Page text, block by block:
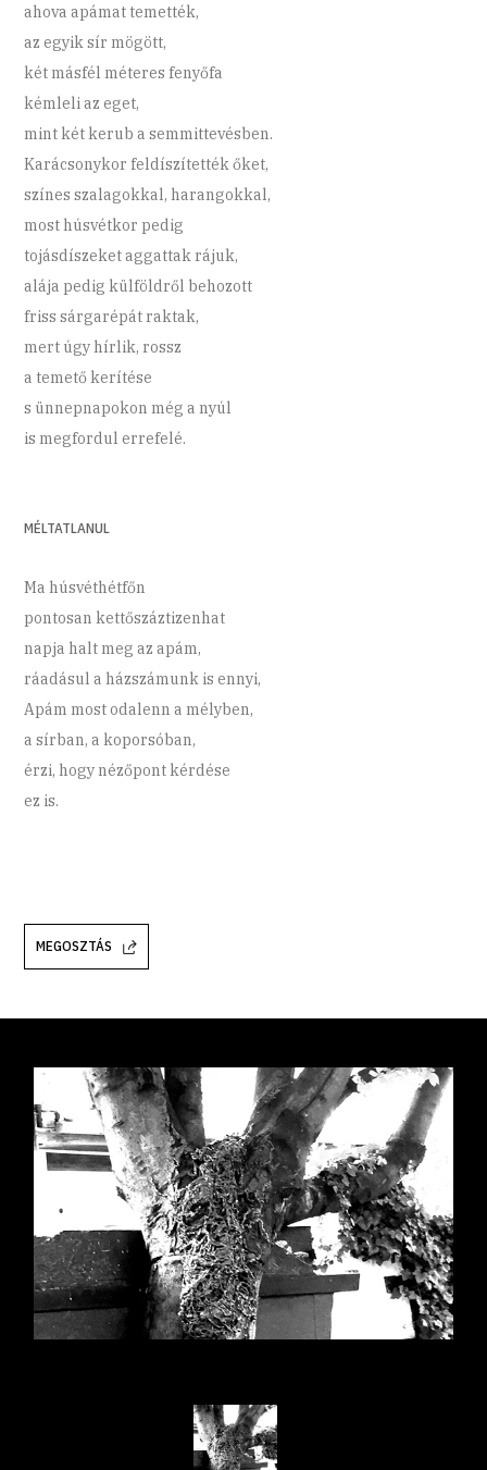
ahova apámat temették,
az egyik sír mögött,
két másfél méteres fenyőfa
kémleli az eget,
mint két kerub a semmittevésben.
Karácsonykor feldíszítették őket,
színes szalagokkal, harangokkal,
most húsvétkor pedig
tojásdíszeket aggattak rájuk,
alája pedig külföldről behozott
friss sárgarépát raktak,
mert úgy hírlik, rossz
a temető kerítése
s ünnepnapokon még a nyúl
is megfordul errefelé.
MÉLTATLANUL
Ma húsvéthétfőn
pontosan kettőszáztizenhat
napja halt meg az apám,
ráadásul a házszámunk is ennyi,
Apám most odalenn a mélyben,
a sírban, a koporsóban,
érzi, hogy nézőpont kérdése
ez is.
MEGOSZTÁS